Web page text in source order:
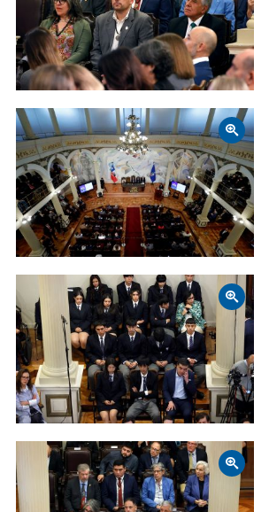
Zoom
Zoom